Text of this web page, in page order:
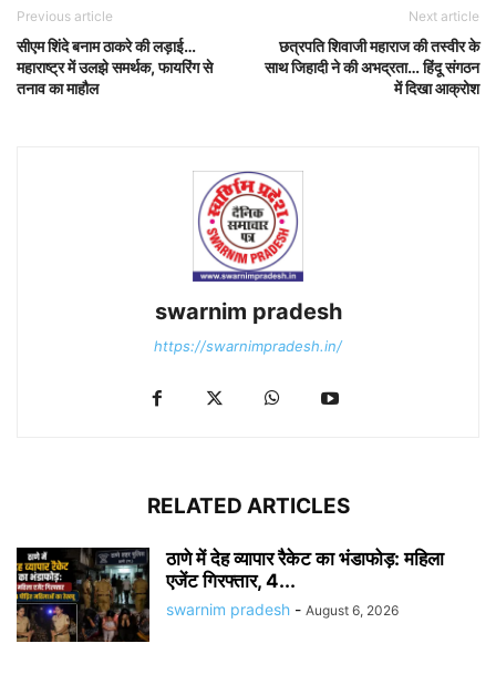
Previous article
सीएम शिंदे बनाम ठाकरे की लड़ाई…
महाराष्ट्र में उलझे समर्थक, फायरिंग से
तनाव का माहौल
Next article
छत्रपति शिवाजी महाराज की तस्वीर के
साथ जिहादी ने की अभद्रता… हिंदू संगठन
में दिखा आक्रोश
swarnim pradesh
https://swarnimpradesh.in/
RELATED ARTICLES
ठाणे में देह व्यापार रैकेट का भंडाफोड़: महिला
एजेंट गिरफ्तार, 4...
swarnim pradesh - August 6, 2026